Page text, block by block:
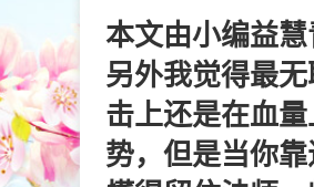
本文由小编益
另外我觉得最
击上还是在血
势，但是当你